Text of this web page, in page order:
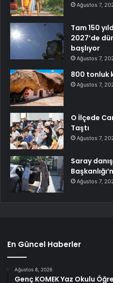
Ağustos 7,
Tam 150
2027’de
başlıyor
Ağustos 7,
800 tonluk
Ağustos 7,
O İlçede
Taştı
Ağustos 7,
Saray
Ağustos 7,
En Güncel Haberler
Ağustos 8, 2026
Genç KOMEK Yaz Okulu